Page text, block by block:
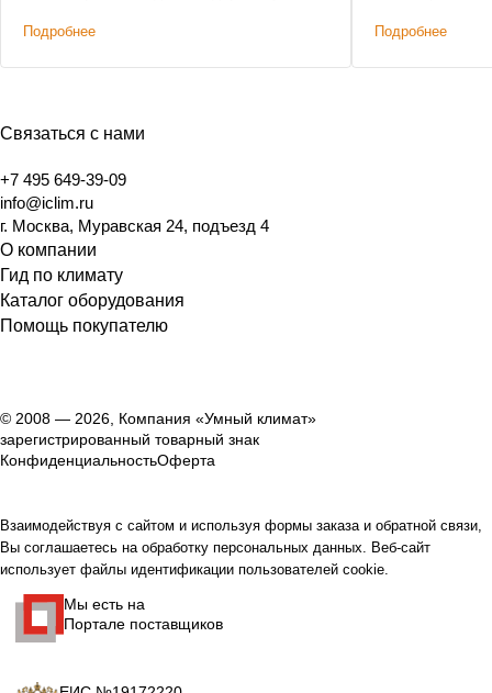
Подробнее Подробнее
Связаться с нами
+7 495 649-39-09
info@iclim.ru
г. Москва, Муравская 24, подъезд 4
О компании
Гид по климату
Каталог оборудования
Помощь покупателю
© 2008 — 2026, Компания «Умный климат»
зарегистрированный товарный знак
КонфиденциальностьОферта
Взаимодействуя с сайтом и используя формы заказа и обратной связи,
Вы соглашаетесь на обработку персональных данных. Веб-сайт
использует файлы идентификации пользователей cookie.
Мы есть на
Портале поставщиков